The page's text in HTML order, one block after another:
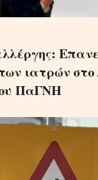
ιατρών στο
ΠαΓΝΗ